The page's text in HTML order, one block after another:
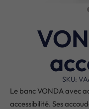
SKU:
Le banc VONDA avec
accessibilité. Ses